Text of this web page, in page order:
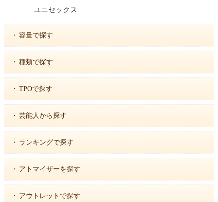
ユニセックス
・ 容量で探す
・ 種類で探す
・ TPOで探す
・ 芸能人から探す
・ ランキングで探す
・ アトマイザーを探す
・ アウトレットで探す